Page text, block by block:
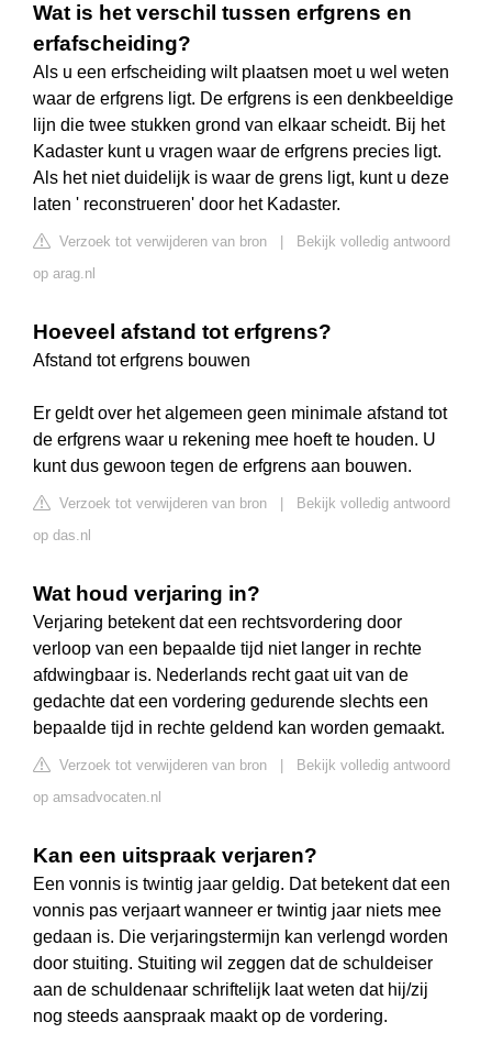
Wat is het verschil tussen erfgrens en
erfafscheiding?
Als u een erfscheiding wilt plaatsen moet u wel weten
waar de erfgrens ligt. De erfgrens is een denkbeeldige
lijn die twee stukken grond van elkaar scheidt. Bij het
Kadaster kunt u vragen waar de erfgrens precies ligt.
Als het niet duidelijk is waar de grens ligt, kunt u deze
laten ' reconstrueren' door het Kadaster.
Verzoek tot verwijderen van bron
Bekijk volledig antwoord
op arag.nl
Hoeveel afstand tot erfgrens?
Afstand tot erfgrens bouwen
Er geldt over het algemeen geen minimale afstand tot
de erfgrens waar u rekening mee hoeft te houden. U
kunt dus gewoon tegen de erfgrens aan bouwen.
Verzoek tot verwijderen van bron
Bekijk volledig antwoord
op das.nl
Wat houd verjaring in?
Verjaring betekent dat een rechtsvordering door
verloop van een bepaalde tijd niet langer in rechte
afdwingbaar is. Nederlands recht gaat uit van de
gedachte dat een vordering gedurende slechts een
bepaalde tijd in rechte geldend kan worden gemaakt.
Verzoek tot verwijderen van bron
Bekijk volledig antwoord
op amsadvocaten.nl
Kan een uitspraak verjaren?
Een vonnis is twintig jaar geldig. Dat betekent dat een
vonnis pas verjaart wanneer er twintig jaar niets mee
gedaan is. Die verjaringstermijn kan verlengd worden
door stuiting. Stuiting wil zeggen dat de schuldeiser
aan de schuldenaar schriftelijk laat weten dat hij/zij
nog steeds aanspraak maakt op de vordering.